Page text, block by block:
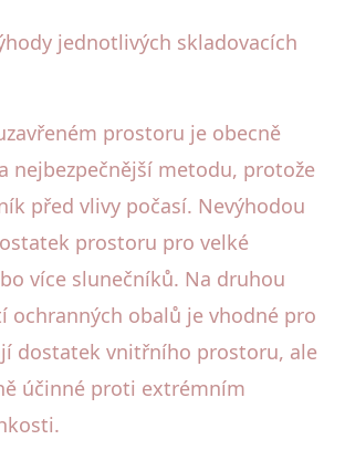
jednotlivých skladovacích
prostoru je obecně
nejbezpečnější metodu, protože
před vlivy počasí. Nevýhodou
prostoru pro velké
více slunečníků. Na druhou
ochranných obalů je vhodné pro
dostatek vnitřního prostoru, ale
účinné proti extrémním